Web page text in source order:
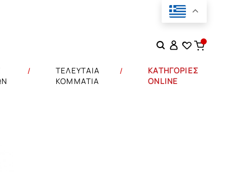
Αναζήτηση
ΤΕΛΕΥΤΑΙΑ
ΚΟΜΜΑΤΙΑ
ΚΑΤΗΓΟΡΙΕΣ
ONLINE